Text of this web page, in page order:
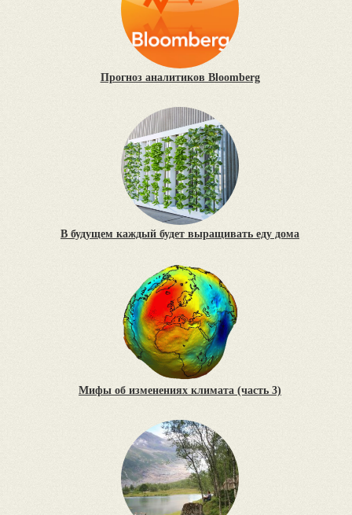
Прогноз аналитиков Bloomberg
В будущем каждый будет выращивать еду дома
Мифы об изменениях климата (часть 3)